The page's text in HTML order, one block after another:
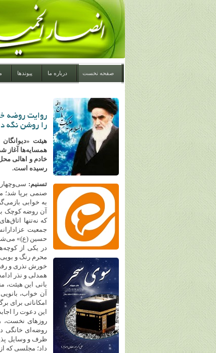
صفحه نخست درباره ما پیوندها
را روشن نگه
همسایه‌ها آغاز
رسیده است.
تسنیم:
صنمی برپا شد؛
به خوابی
آن روضه کوچک
که نه‌تنها
جمعیت
حسین (ع)»
در یکی از
محرم رنگ و
خورش نذری و
همدلی و نذر
آن خواب،
امکاناتی برای
این دعوت را
روزهای نخست،
روضه‌ای خانگی
ظرف و وسایل
داد؛ مجلسی که